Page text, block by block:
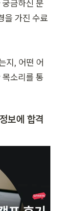
금하신 분
을 가진 수료
지, 어떤 어
소리를 통
보에 합격